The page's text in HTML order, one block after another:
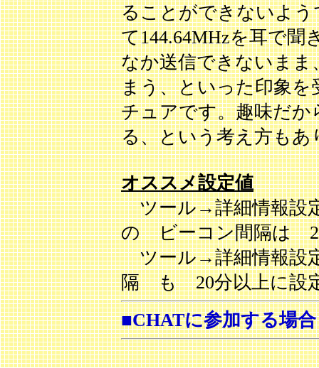
ることができないよ
て144.64MHzを耳で聞
なか送信できないま
まう、といった印象
チュアです。趣味だか
る、という考え方もあ
オススメ設定値
ツール→詳細情報設
の ビーコン間隔は
ツール→詳細情報
隔 も 20分以上に設
■CHATに参加する場合